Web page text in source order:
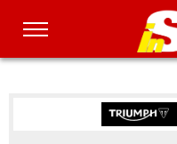
Salta